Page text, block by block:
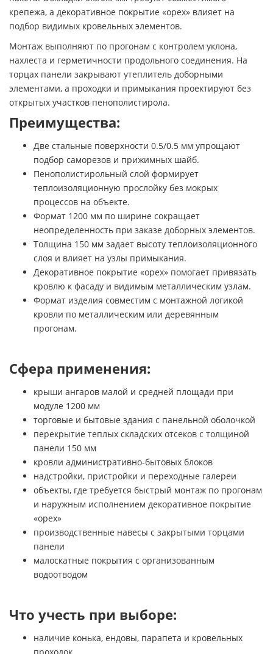
крепежа, а декоративное покрытие «орех» влияет на
подбор видимых кровельных элементов.
Монтаж выполняют по прогонам с контролем уклона,
нахлеста и герметичности продольного соединения. На
торцах панели закрывают утеплитель доборными
элементами, а проходки и примыкания проектируют без
открытых участков пенополистирола.
Преимущества:
Две стальные поверхности 0.5/0.5 мм упрощают
подбор саморезов и прижимных шайб.
Пенополистирольный слой формирует
теплоизоляционную прослойку без мокрых
процессов на объекте.
Формат 1200 мм по ширине сокращает
неопределенность при заказе доборных элементов.
Толщина 150 мм задает высоту теплоизоляционного
слоя и влияет на узлы примыкания.
Декоративное покрытие «орех» помогает привязать
кровлю к фасаду и видимым металлическим узлам.
Формат изделия совместим с монтажной логикой
кровли по металлическим или деревянным
прогонам.
Сфера применения:
крыши ангаров малой и средней площади при
модуле 1200 мм
торговые и бытовые здания с панельной оболочкой
перекрытие теплых складских отсеков с толщиной
панели 150 мм
кровли административно-бытовых блоков
надстройки, пристройки и переходные галереи
объекты, где требуется быстрый монтаж по прогонам
и наружным исполнением декоративное покрытие
«орех»
производственные навесы с закрытыми торцами
панели
малоскатные покрытия с организованным
водоотводом
Что учесть при выборе:
наличие конька, ендовы, парапета и кровельных